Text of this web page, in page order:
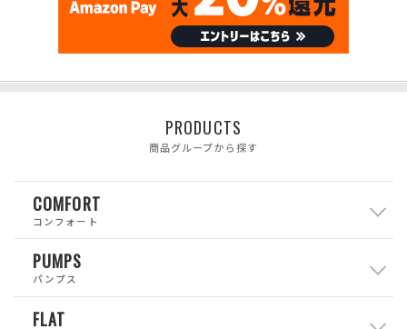
PRODUCTS
商品グループから探す
COMFORT
コンフォート
PUMPS
パンプス
FLAT